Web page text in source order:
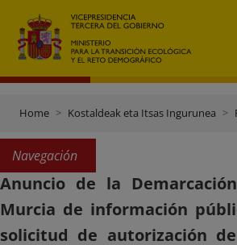
Home Kostaldeak eta Itsas Ingurunea
Navegación
Anuncio de la
Murcia de información
solicitud de autorización